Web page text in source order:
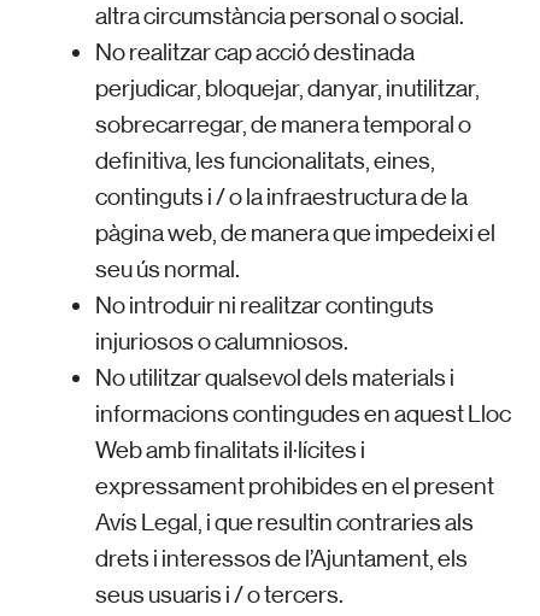
altra circumstància personal o social.
No realitzar cap acció destinada
perjudicar, bloquejar, danyar, inutilitzar,
sobrecarregar, de manera temporal o
definitiva, les funcionalitats, eines,
continguts i / o la infraestructura de la
pàgina web, de manera que impedeixi el
seu ús normal.
No introduir ni realitzar continguts
injuriosos o calumniosos.
No utilitzar qualsevol dels materials i
informacions contingudes en aquest Lloc
Web amb finalitats il·lícites i
expressament prohibides en el present
Avís Legal, i que resultin contraries als
drets i interessos de l’Ajuntament, els
seus usuaris i / o tercers.